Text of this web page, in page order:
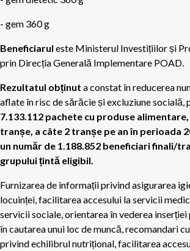
- gem 360 g
Beneficiarul este Ministerul Investițiilor și
prin Direcția Generală Implementare POAD.
Rezultatul obținut a constat în reducerea
aflate în risc de sărăcie și excluziune socială,
7.133.112 pachete cu produse
tranșe, a câte 2 tranșe pe an în perioada
un număr de 1.188.852 beneficiari finali/
grupului țintă eligibil.
Furnizarea de informații privind asigurarea
locuinței, facilitarea accesului la servicii
servicii sociale, orientarea în vederea
în cautarea unui loc de muncă, recomandari
privind echilibrul nutrițional, facilitarea